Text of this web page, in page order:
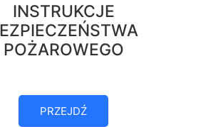
INSTRUKCJE
POŻAROWEGO
PRZEJDŹ